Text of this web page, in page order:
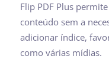
Flip PDF Plus
conteúdo sem a
adicionar índice,
como várias mídias.